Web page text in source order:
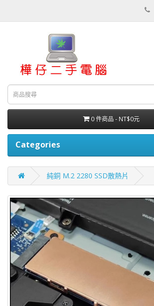
0 件商品 - NT$0元
Categories
純銅 M.2 2280 SSD散熱片